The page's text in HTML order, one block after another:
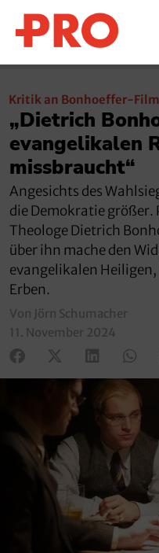
Kritik an Bonhoeffer-Film
„Dietrich
evangelikalen
missbraucht“
Angesichts des
die Demokratie
Theologe Dietrich
über ihn mache den
evangelikalen
Erben.
Von Jörn Schumacher
11. November 2024